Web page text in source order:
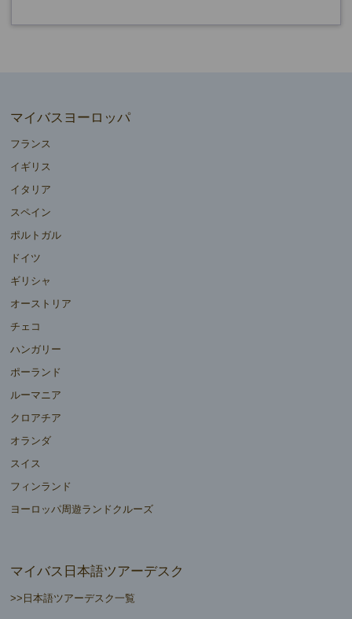
マイバスヨーロッパ
フランス
イギリス
イタリア
スペイン
ポルトガル
ドイツ
ギリシャ
オーストリア
チェコ
ハンガリー
ポーランド
ルーマニア
クロアチア
オランダ
スイス
フィンランド
ヨーロッパ周遊ランドクルーズ
マイバス日本語ツアーデスク
>>日本語ツアーデスク一覧